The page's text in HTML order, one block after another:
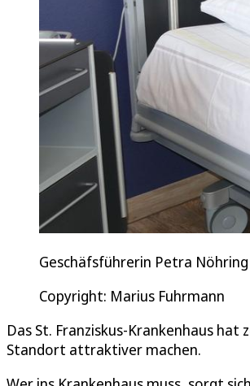
Geschäfsführerin Petra
Copyright: Marius Fuhrmann
Das St. Franziskus-Krankenhaus
Standort attraktiver machen.